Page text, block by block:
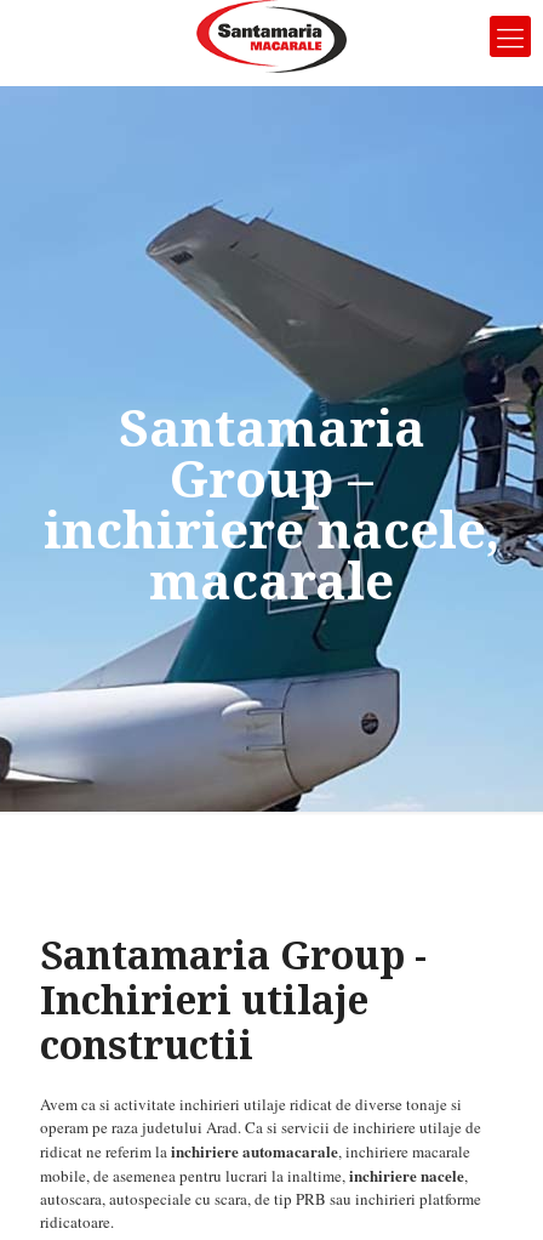
Santamaria
Group –
inchiriere nacele,
macarale
Santamaria Group -
Inchirieri utilaje
constructii
Avem ca si activitate inchirieri utilaje ridicat de diverse tonaje si
operam pe raza judetului Arad. Ca si servicii de inchiriere utilaje de
ridicat ne referim lainchiriere automacarale, inchiriere macarale
mobile, de asemenea pentru lucrari la inaltime,inchiriere nacele,
autoscara, autospeciale cu scara, de tip PRB sau inchirieri platforme
ridicatoare.